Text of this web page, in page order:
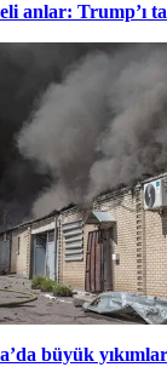
anlar: Trump’ı
büyük